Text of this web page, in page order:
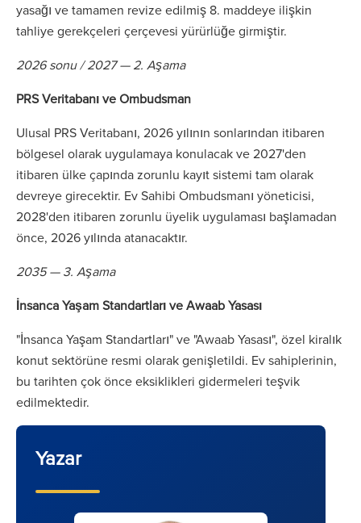
yasağı ve tamamen revize edilmiş 8. maddeye ilişkin
tahliye gerekçeleri çerçevesi yürürlüğe girmiştir.
2026 sonu / 2027 — 2. Aşama
PRS Veritabanı ve Ombudsman
Ulusal PRS Veritabanı, 2026 yılının sonlarından itibaren
bölgesel olarak uygulamaya konulacak ve 2027'den
itibaren ülke çapında zorunlu kayıt sistemi tam olarak
devreye girecektir. Ev Sahibi Ombudsmanı yöneticisi,
2028'den itibaren zorunlu üyelik uygulaması başlamadan
önce, 2026 yılında atanacaktır.
2035 — 3. Aşama
İnsanca Yaşam Standartları ve Awaab Yasası
"İnsanca Yaşam Standartları" ve "Awaab Yasası", özel kiralık
konut sektörüne resmi olarak genişletildi. Ev sahiplerinin,
bu tarihten çok önce eksiklikleri gidermeleri teşvik
edilmektedir.
Yazar